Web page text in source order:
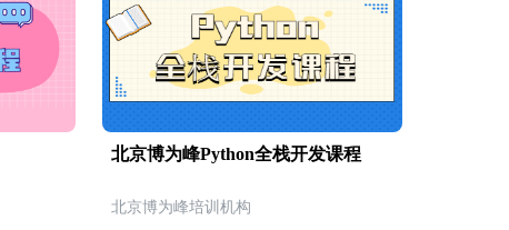
北京博为峰Python全栈开发课程
北京博为峰培训机构